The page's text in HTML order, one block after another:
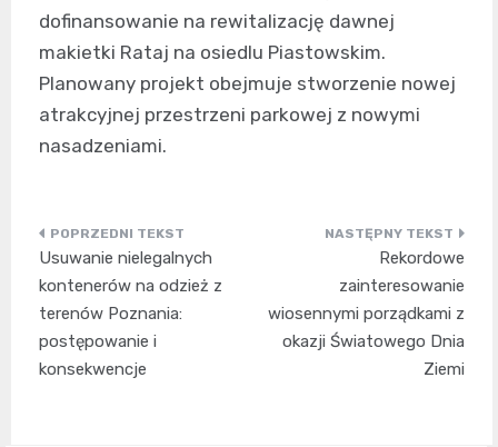
dofinansowanie na rewitalizację dawnej
makietki Rataj na osiedlu Piastowskim.
Planowany projekt obejmuje stworzenie nowej
atrakcyjnej przestrzeni parkowej z nowymi
nasadzeniami.
Nawigacja
wpisu
Usuwanie nielegalnych
kontenerów na odzież z
terenów Poznania:
postępowanie i
konsekwencje
Rekordowe
zainteresowanie
wiosennymi porządkami z
okazji Światowego Dnia
Ziemi